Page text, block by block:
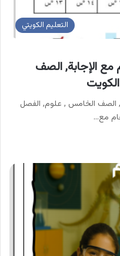
التعليم الكويتي
مع الإجابة, الصف
الصف الخامس , علوم, الفصل
مع…